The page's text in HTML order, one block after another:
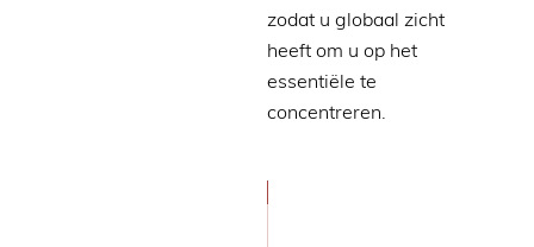
zodat u globaal zicht
heeft om u op het
essentiële te
concentreren.